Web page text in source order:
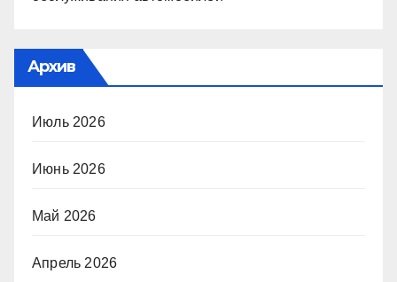
Архив
Июль 2026
Июнь 2026
Май 2026
Апрель 2026